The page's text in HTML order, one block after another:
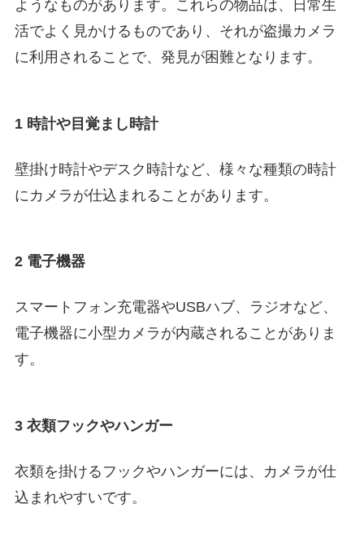
ようなものがあります。これらの物品は、日常生
活でよく見かけるものであり、それが盗撮カメラ
に利用されることで、発見が困難となります。
1 時計や目覚まし時計
壁掛け時計やデスク時計など、様々な種類の時計
にカメラが仕込まれることがあります。
2 電子機器
スマートフォン充電器やUSBハブ、ラジオなど、
電子機器に小型カメラが内蔵されることがありま
す。
3 衣類フックやハンガー
衣類を掛けるフックやハンガーには、カメラが仕
込まれやすいです。